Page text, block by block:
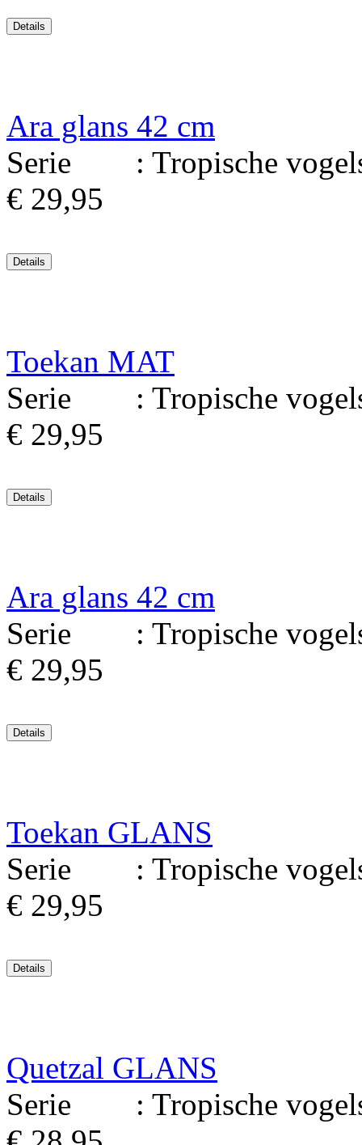
Ara glans 42 cm
Serie : Tropische
€ 29,95
Toekan MAT
Serie : Tropische
€ 29,95
Ara glans 42 cm
Serie : Tropische
€ 29,95
Toekan GLANS
Serie : Tropische
€ 29,95
Quetzal GLANS
Serie : Tropische